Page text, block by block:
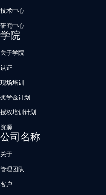
技术中心
研究中心
学院
关于学院
认证
现场培训
奖学金计划
授权培训计划
资源
公司名称
关于
管理团队
客户